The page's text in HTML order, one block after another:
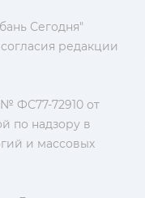
Сегодня"
редакции
ФС77-72910 от
по надзору в
и массовых